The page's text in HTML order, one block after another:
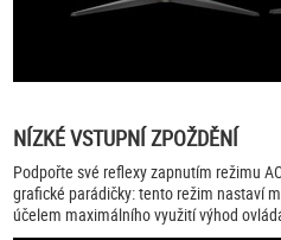
NÍZKÉ VSTUPNÍ ZPOŽDĚNÍ
Podpořte své reflexy zapnutím režimu
grafické parádičky: tento režim nastaví
účelem maximálního využití výhod